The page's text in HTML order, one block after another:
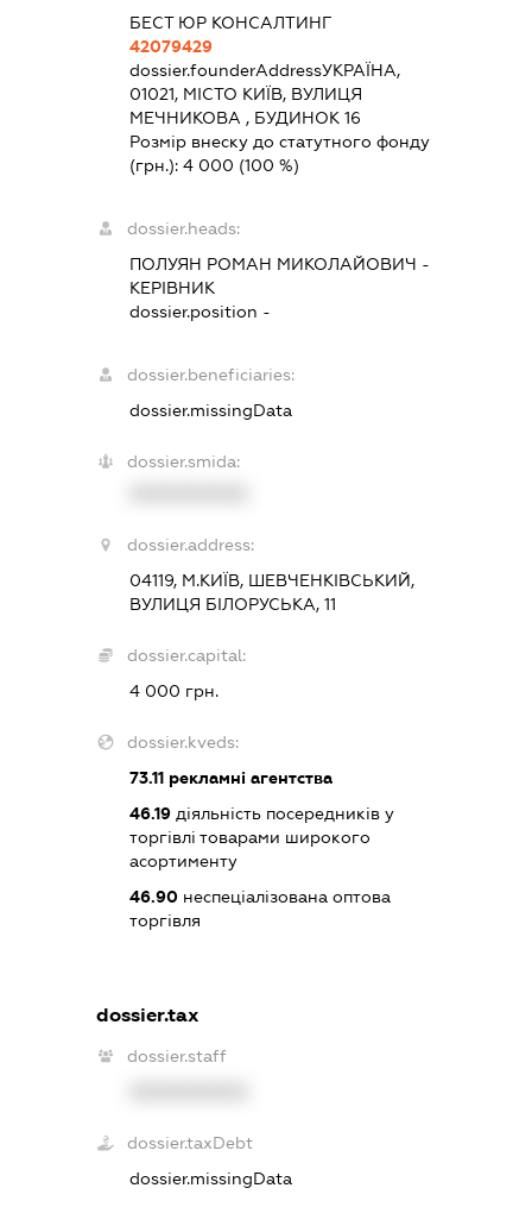
БЕСТ ЮР КОНСАЛТИНГ
42079429
dossier.founderAddressУКРАЇНА,
01021, МІСТО КИЇВ, ВУЛИЦЯ
МЕЧНИКОВА , БУДИНОК 16
Розмір внеску до статутного фонду
(грн.): 4 000 (100 %)
dossier.heads:
ПОЛУЯН РОМАН МИКОЛАЙОВИЧ -
КЕРІВНИК
dossier.position -
dossier.beneficiaries:
dossier.missingData
dossier.smida:
dossier.address:
04119, М.КИЇВ, ШЕВЧЕНКІВСЬКИЙ,
ВУЛИЦЯ БІЛОРУСЬКА, 11
dossier.capital:
4 000 грн.
dossier.kveds:
73.11рекламні агентства
46.19діяльність посередників у
торгівлі товарами широкого
асортименту
46.90неспеціалізована оптова
торгівля
dossier.tax
dossier.staff
dossier.taxDebt
dossier.missingData